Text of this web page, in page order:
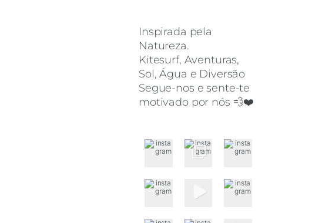
Inspirada pela
Natureza.
Kitesurf, Aventuras,
Sol, Água e Diversão
Segue-nos e sente-te
motivado por nós 💨❤️